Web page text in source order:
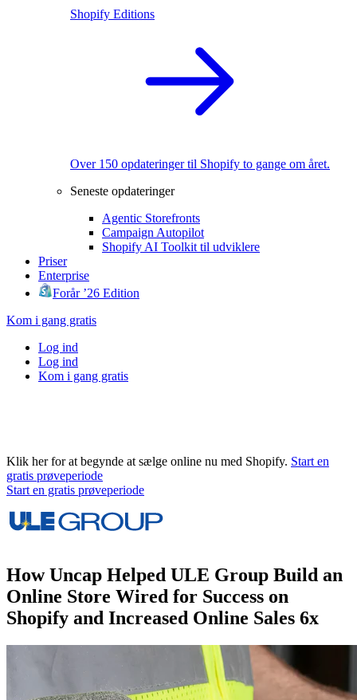
Shopify Editions
Over 150 opdateringer til Shopify to gange om året.
Seneste opdateringer
Agentic Storefronts
Campaign Autopilot
Shopify AI Toolkit til udviklere
Priser
Enterprise
Forår ’26 Edition
Kom i gang gratis
Log ind
Log ind
Kom i gang gratis
Klik her for at begynde at sælge online nu med Shopify. Start en
gratis prøveperiode
Start en gratis prøveperiode
How Uncap Helped ULE Group Build an
Online Store Wired for Success on
Shopify and Increased Online Sales 6x